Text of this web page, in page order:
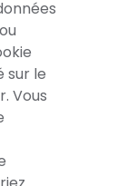
sur le
Vous